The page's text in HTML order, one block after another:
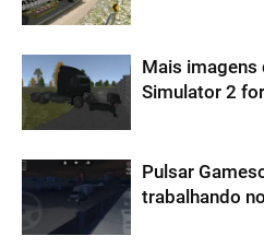
Mais imagens
Simulator 2
Pulsar
trabalhando